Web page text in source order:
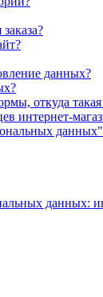
данных?
откуда
интернет-
данных"
данных: